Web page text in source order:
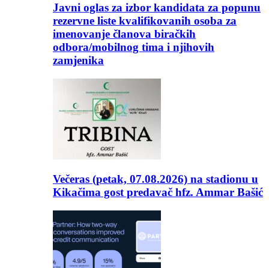
Javni oglas za izbor kandidata za popunu
rezervne liste kvalifikovanih osoba za
imenovanje članova biračkih
odbora/mobilnog tima i njihovih
zamjenika
Večeras (petak, 07.08.2026) na stadionu u
Kikačima gost predavač hfz. Ammar Bašić